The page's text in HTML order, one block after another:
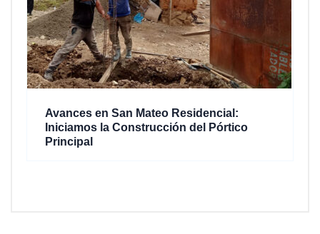
Avances en San Mateo Residencial:
Iniciamos la Construcción del Pórtico
Principal